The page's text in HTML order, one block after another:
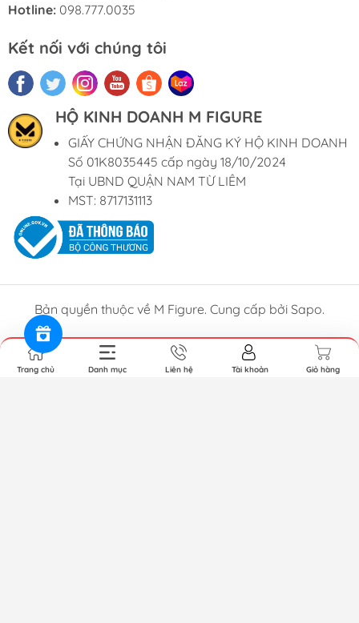
Hotline: 098.777.0035
Kết nối với chúng tôi
HỘ KINH DOANH M FIGURE
GIẤY CHỨNG NHẬN ĐĂNG KÝ HỘ KINH DOANH
Số 01K8035445 cấp ngày 18/10/2024
Tại UBND QUẬN NAM TỪ LIÊM
MST: 8717131113
Bản quyền thuộc về M Figure. Cung cấp bởi Sapo.
Trang chủ Danh mục Liên hệ Tài khoản Giỏ hàng